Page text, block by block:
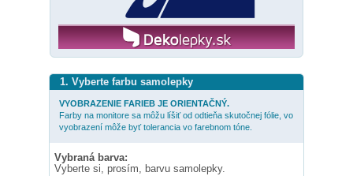
1. Vyberte farbu samolepky
VYOBRAZENIE FARIEB JE ORIENTAČNÝ.
Farby na monitore sa môžu líšiť od odtieňa skutočnej fólie, vo
vyobrazení môže byť tolerancia vo farebnom tóne.
Vybraná barva:
Vyberte si, prosím, barvu samolepky.